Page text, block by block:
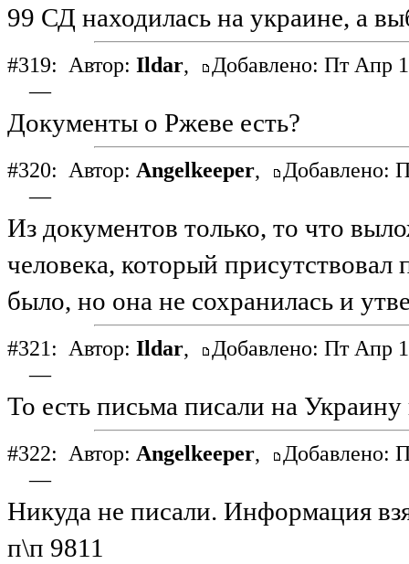
99 СД находилась на украине, а
#319: Автор: Ildar,
Добавлено: Пт Апр
—
Документы о Ржеве есть?
#320: Автор: Angelkeeper,
Добавлено:
—
Из документов только, то что
человека, который
было, но она не сохранилась и
#321: Автор: Ildar,
Добавлено: Пт Апр
—
То есть письма писали на
#322: Автор: Angelkeeper,
Добавлено:
—
Никуда не писали. Информация
п\п 9811